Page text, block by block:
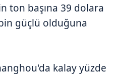
ton başına 39 dolara
güçlü olduğuna
kalay yüzde